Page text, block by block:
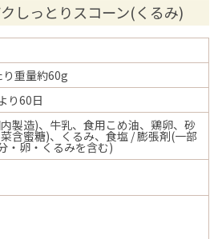
しっとりスコーン(くるみ)
り重量約60g
り60日
製造)、牛乳、食用こめ油、鶏卵、砂
含蜜糖)、くるみ、食塩 / 膨張剤(一部
・卵・くるみを含む)